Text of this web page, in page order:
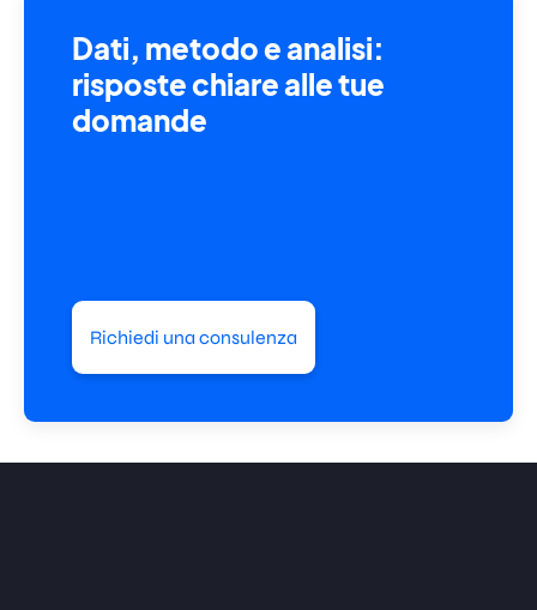
Dati, metodo e analisi:
risposte chiare alle tue
domande
Richiedi una consulenza